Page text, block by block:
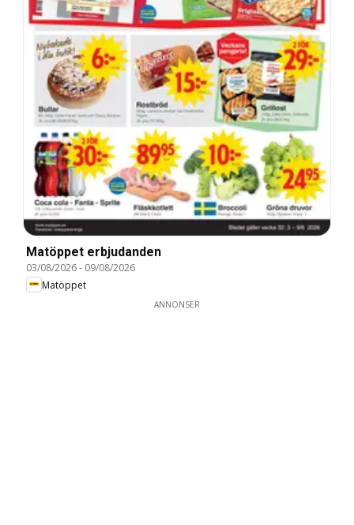
Matöppet erbjudanden
03/08/2026- 09/08/2026
Matöppet
ANNONSER